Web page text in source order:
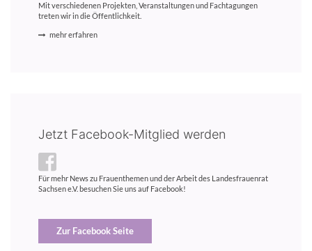
Mit verschiedenen Projekten, Veranstaltungen und Fachtagungen
treten wir in die Öffentlichkeit.
mehr erfahren
Jetzt Facebook-Mitglied werden
Für mehr News zu Frauenthemen und der Arbeit des Landesfrauenrat
Sachsen e.V. besuchen Sie uns auf Facebook!
Zur Facebook Seite